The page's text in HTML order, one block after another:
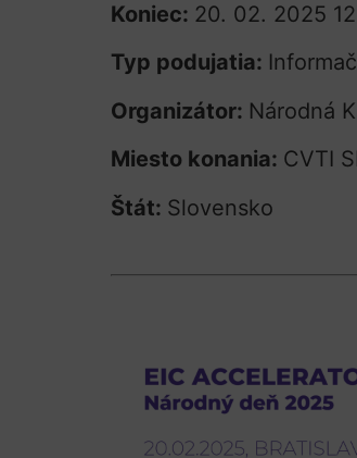
Koniec: 20. 02. 2025
Typ podujatia:
Organizátor: Národná
Miesto konania: CVTI
Štát: Slovensko